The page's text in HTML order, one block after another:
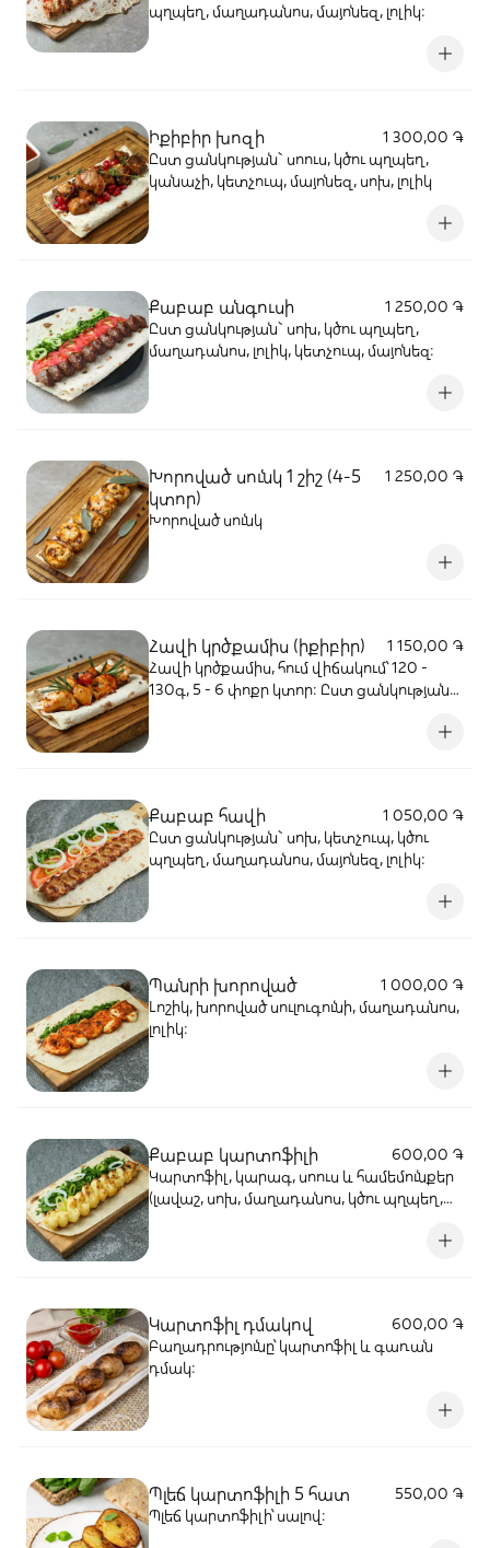
պղպեղ, մաղադանոս, մայոնեզ, լոլիկ:
Իքիբիր խոզի
1 300,00 ֏
Ըստ ցանկության` սոուս, կծու պղպեղ,
կանաչի, կետչուպ, մայոնեզ, սոխ, լոլիկ
Քաբաբ անգուսի
1 250,00 ֏
Ըստ ցանկության` սոխ, կծու պղպեղ,
մաղադանոս, լոլիկ, կետչուպ, մայոնեզ:
Խորոված սունկ 1 շիշ (4-5
կտոր)
1 250,00 ֏
Խորոված սունկ
Հավի կրծքամիս (իքիբիր)
1 150,00 ֏
Հավի կրծքամիս, հում վիճակում՝ 120 -
130գ, 5 - 6 փոքր կտոր: Ըստ ցանկության`
Քաբաբ հավի
1 050,00 ֏
Ըստ ցանկության` սոխ, կետչուպ, կծու
պղպեղ, մաղադանոս, մայոնեզ, լոլիկ:
Պանրի խորոված
1 000,00 ֏
Լոշիկ, խորոված սուլուգունի, մաղադանոս,
լոլիկ:
Քաբաբ կարտոֆիլի
600,00 ֏
Կարտոֆիլ, կարագ, սոուս և համեմունքեր
(լավաշ, սոխ, մաղադանոս, կծու պղպեղ,
Կարտոֆիլ դմակով
600,00 ֏
Բաղադրությունը՝ կարտոֆիլ և գառան
դմակ:
Պլեճ կարտոֆիլի 5 հատ
550,00 ֏
Պլեճ կարտոֆիլի՝ սալով: